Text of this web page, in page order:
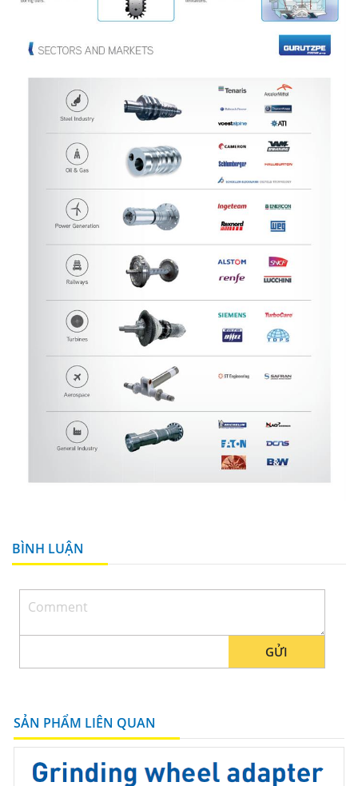
BÌNH LUẬN
GỬI
SẢN PHẨM LIÊN QUAN